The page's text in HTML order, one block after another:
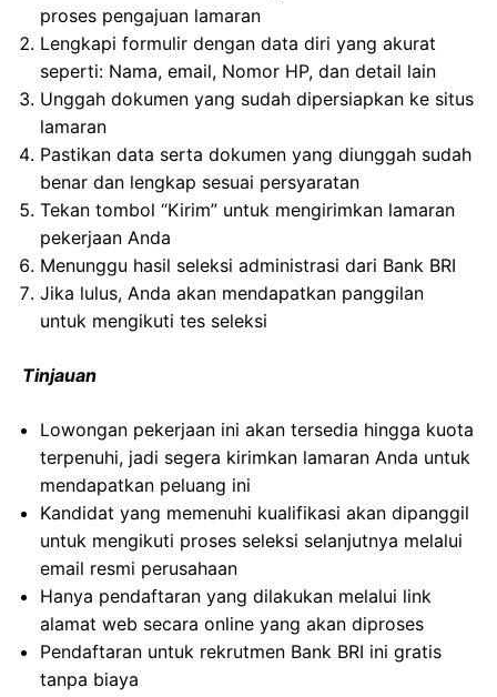
proses pengajuan lamaran
Lengkapi formulir dengan data diri yang akurat
seperti: Nama, email, Nomor HP, dan detail lain
Unggah dokumen yang sudah dipersiapkan ke situs
lamaran
Pastikan data serta dokumen yang diunggah sudah
benar dan lengkap sesuai persyaratan
Tekan tombol “Kirim” untuk mengirimkan lamaran
pekerjaan Anda
Menunggu hasil seleksi administrasi dari Bank BRI
Jika lulus, Anda akan mendapatkan panggilan
untuk mengikuti tes seleksi
Tinjauan
Lowongan pekerjaan ini akan tersedia hingga kuota
terpenuhi, jadi segera kirimkan lamaran Anda untuk
mendapatkan peluang ini
Kandidat yang memenuhi kualifikasi akan dipanggil
untuk mengikuti proses seleksi selanjutnya melalui
email resmi perusahaan
Hanya pendaftaran yang dilakukan melalui link
alamat web secara online yang akan diproses
Pendaftaran untuk rekrutmen Bank BRI ini gratis
tanpa biaya